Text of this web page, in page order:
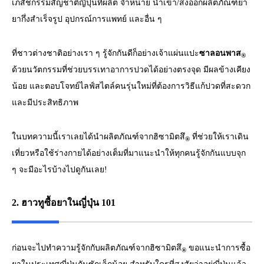
เภสัชกรรมสัญชาติญี่ปุ่นที่ผลิต จำหน่าย นำเข้า/ส่งออกผลิตภัณฑ์ยา
ยากึ่งสำเร็จรูป อุปกรณ์การแพทย์ และอื่น ๆ
ที่ชาวต่างชาติอย่างเรา ๆ รู้จักกันดีก็อย่างเจ้าแผ่นแปะซาลอนพาส®
ด้วยนวัตกรรมที่ช่วยบรรเทาอาการปวดได้อย่างตรงจุด มีผลข้างเคียง
น้อย และตอบโจทย์ไลฟ์สไตล์คนรุ่นใหม่ที่ต้องการวิธีแก้ปวดที่สะดวก
และมีประสิทธิภาพ
ในบทความนี้เราเลยได้นำผลิตภัณฑ์จากฮิซามิตสึ® ที่ช่วยให้เราเดิน
เที่ยวหรือใช้ร่างกายได้อย่างเต็มที่มาแนะนำให้ทุกคนรู้จักกันแบบจุก
ๆ จะมีอะไรบ้างไปดูกันเลย!
2. ฮาวทูซื้อยาในญี่ปุ่น 101
ก่อนจะไปทำความรู้จักกับผลิตภัณฑ์จากฮิซามิตสึ® ขอแนะนำการซื้อ